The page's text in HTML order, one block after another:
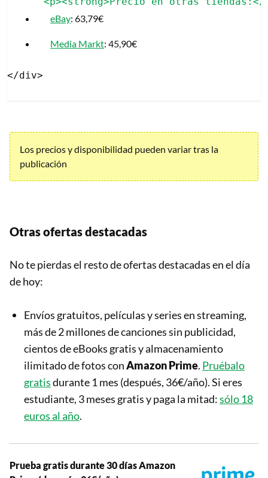
eBay: 63,79€
Media Markt: 45,90€
Los precios y disponibilidad pueden variar tras la
publicación
Otras ofertas destacadas
No te pierdas el resto de ofertas destacadas en el día
de hoy:
Envíos gratuitos, películas y series en streaming,
más de 2 millones de canciones sin publicidad,
cientos de eBooks gratis y almacenamiento
ilimitado de fotos conAmazon Prime. Pruébalo
gratisdurante 1 mes (después, 36€/año). Si eres
estudiante, 3 meses gratis y paga la mitad:sólo 18
euros al año.
Prueba gratis durante 30 días Amazon